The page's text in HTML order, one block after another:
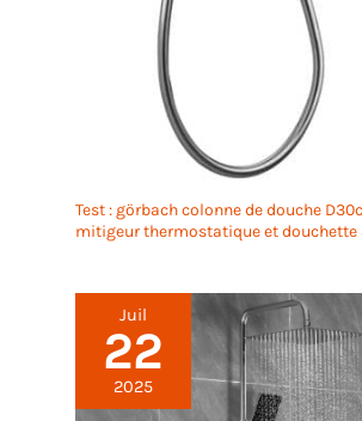
Test : görbach colonne de douche
mitigeur thermostatique et douchette
Juil
22
2025